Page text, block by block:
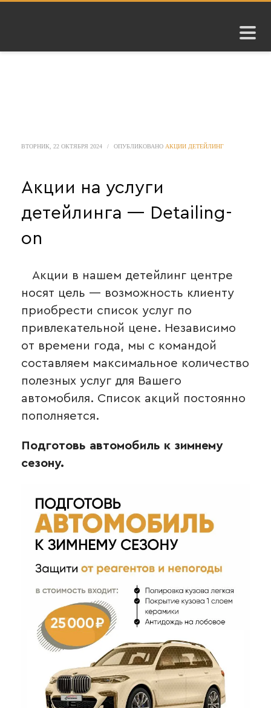
ВТОРНИК, 22 ОКТЯБРЯ 2024 / ОПУБЛИКОВАНО АКЦИИ ДЕТЕЙЛИНГ
Акции на услуги
детейлинга — Detailing-
on
Акции в нашем детейлинг центре
носят цель — возможность клиенту
приобрести список услуг по
привлекательной цене. Независимо
от времени года, мы с командой
составляем максимальное количество
полезных услуг для Вашего
автомобиля. Список акций постоянно
пополняется.
Подготовь автомобиль к зимнему
сезону.